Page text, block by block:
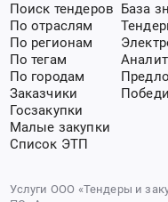
Поиск тендеров
По отраслям
По регионам
По тегам
По городам
Заказчики
Госзакупки
Малые закупки
Список ЭТП
База
Услуги ООО «Тендеры и